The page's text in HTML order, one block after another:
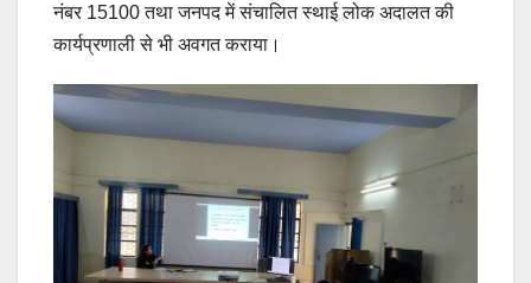
नंबर 15100 तथा जनपद में संचालित स्थाई लोक अदालत की
कार्यप्रणाली से भी अवगत कराया।